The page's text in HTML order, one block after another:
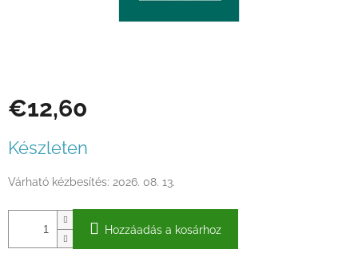
€12,60
Készleten
Várható kézbesítés: 2026. 08. 13.
Hozzáadás a kosárhoz